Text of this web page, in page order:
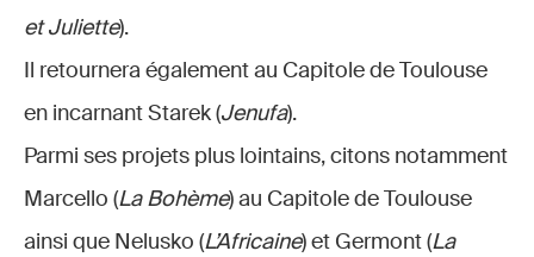
et Juliette).
Il retournera également au Capitole de Toulouse
en incarnant Starek (Jenufa).
Parmi ses projets plus lointains, citons notamment
Marcello (La Bohème) au Capitole de Toulouse
ainsi que Nelusko (L’Africaine) et Germont (La